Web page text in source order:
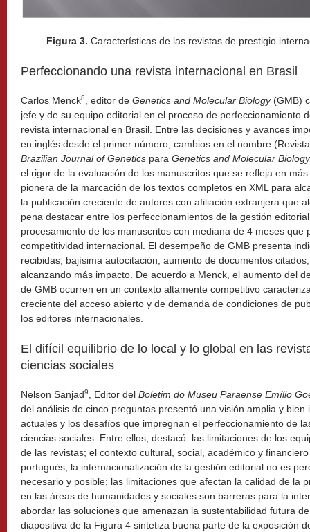
Figura 3. Características de las revistas de prestigio
Perfeccionando una revista internacional en Brasil
Carlos Menck8 , editor de Genetics and Molecular Biology(GMB)
jefe y de su equipo editorial en el proceso de perfeccionamiento
revista internacional en Brasil. Entre las decisiones y avances
en inglés desde el primer número, cambios en el nombre
Brazilian Journal of Genetics para Genetics and Molecular Biology
el rigor de la evaluación de los manuscritos que se refleja en
pionera de la marcación de los textos completos en XML para
la publicación creciente de autores con afiliación extranjera que
pena destacar entre los perfeccionamientos de la gestión
procesamiento de los manuscritos con mediana de 4 meses que
competitividad internacional. El desempeño de GMB presenta
recibidas, bajísima autocitación, aumento de documentos
alcanzando más impacto. De acuerdo a Menck, el aumento del
de GMB ocurren en un contexto altamente competitivo
creciente del acceso abierto y de demanda de condiciones de
los editores internacionales.
El difícil equilibrio de lo local y lo global en las
ciencias sociales
Nelson Sanjad9 , Editor del Boletim do Museu Paraense Emílio
del análisis de cinco preguntas presentó una visión amplia y
actuales y los desafíos que impregnan el perfeccionamiento de
ciencias sociales. Entre ellos, destacó: las limitaciones de los
de las revistas; el contexto cultural, social, académico y
portugués; la internacionalización de la gestión editorial no es
necesario y posible; las limitaciones que afectan la calidad de la
en las áreas de humanidades y sociales son barreras para la
abordar las soluciones que amenazan la sustentabilidad futura
diapositiva de la Figura 4 sintetiza buena parte de la exposición